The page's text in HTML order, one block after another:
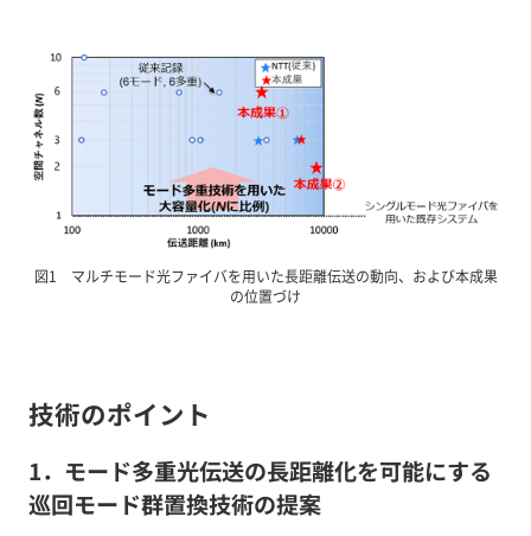
図1 マルチモード光ファイバを用いた長距離伝送の動向、および本成果
の位置づけ
技術のポイント
1．モード多重光伝送の長距離化を可能にする
巡回モード群置換技術の提案